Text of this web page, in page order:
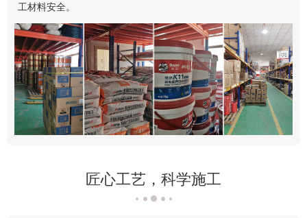
工材料安全。
匠心工艺，科学施工